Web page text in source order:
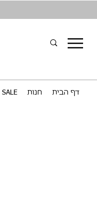
דף הבית חנות SALE